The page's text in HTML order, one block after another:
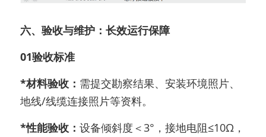
六、验收与维护：长效运行保障
01验收标准
*材料验收： 需提交勘察结果、安装环境照片、
地线/线缆连接照片等资料。
*性能验收： 设备倾斜度＜3°，接地电阻≤10Ω，